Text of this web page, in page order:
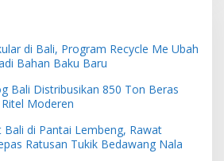
di Bali, Program Recycle Me Ubah
Bahan Baku Baru
Bali Distribusikan 850 Ton Beras
Moderen
di Pantai Lembeng, Rawat
Ratusan Tukik Bedawang Nala